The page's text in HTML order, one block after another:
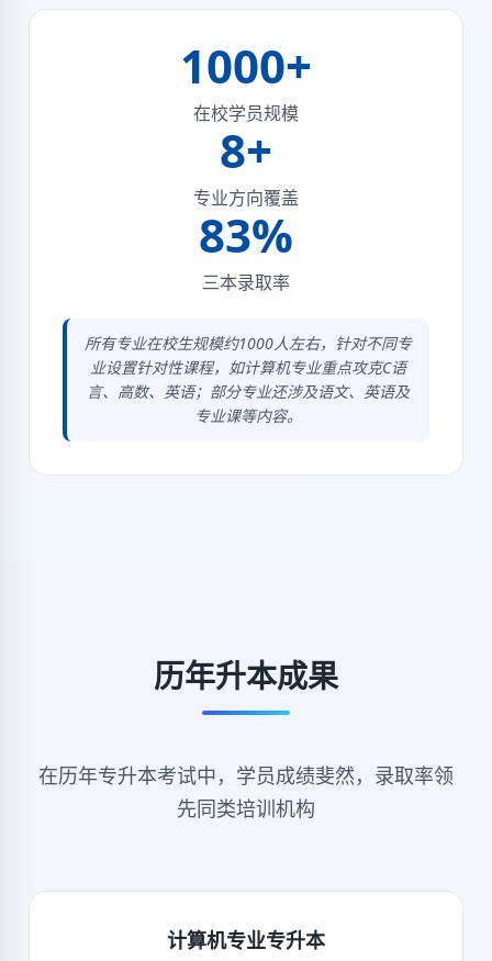
1000+
在校学员规模
8+
专业方向覆盖
83%
三本录取率
所有专业在校生规模约1000人左右，针对不同专
业设置针对性课程，如计算机专业重点攻克C语
言、高数、英语；部分专业还涉及语文、英语及
专业课等内容。
历年升本成果
在历年专升本考试中，学员成绩斐然，录取率领
先同类培训机构
计算机专业专升本